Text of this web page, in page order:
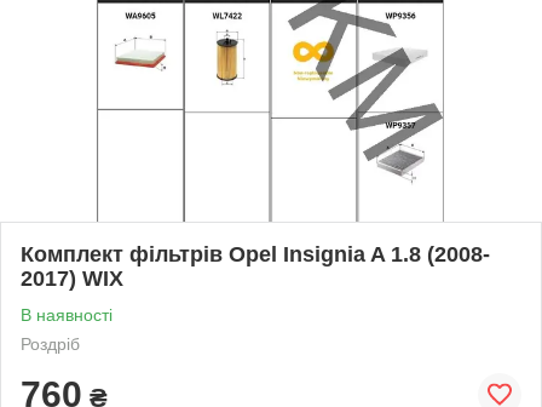
Комплект фільтрів Opel Insignia A 1.8 (2008-
2017) WIX
В наявності
Роздріб
760 ₴